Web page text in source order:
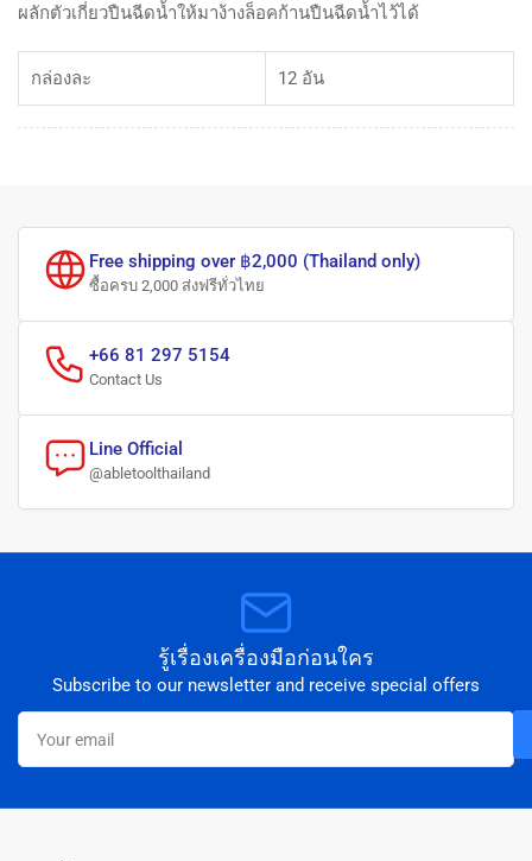
ผลักตัวเกี่ยวปืนฉีดน้ำให้มาง้างล็อคก้านปืนฉีดน้ำไว้ได้
กล่องละ 12 อัน
Free shipping over ฿2,000 (Thailand only)
ซื้อครบ 2,000 ส่งฟรีทั่วไทย
+66 81 297 5154
Contact Us
Line Official
@abletoolthailand
รู้เรื่องเครื่องมือก่อนใคร
Subscribe to our newsletter and receive special offers
Your
email